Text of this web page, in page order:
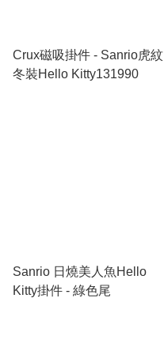
Crux磁吸掛件 - Sanrio虎紋
冬裝Hello Kitty131990
Sanrio 日燒美人魚Hello
Kitty掛件 - 綠色尾